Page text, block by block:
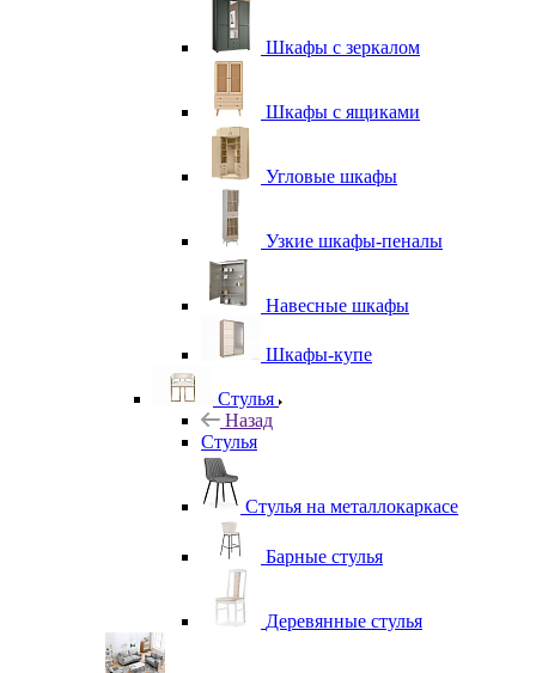
Шкафы с зеркалом
Шкафы с ящиками
Угловые шкафы
Узкие шкафы-пеналы
Навесные шкафы
Шкафы-купе
Стулья
Назад
Стулья
Стулья на металлокаркасе
Барные стулья
Деревянные стулья